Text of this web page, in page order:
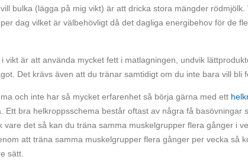
bulka (lägga på mig vikt) är att dricka stora mängder rödmjölk.
dag vilket är välbehövligt då det dagliga energibehov för de
vikt är att använda mycket fett i matlagningen, undvik
Det krävs även att du tränar samtidigt om du inte bara vill bli
och inte har så mycket erfarenhet så börja gärna med ett
Ett bra helkroppsschema består oftast av några få basövningar
vare det så kan du träna samma muskelgrupper flera gånger i
att träna samma muskelgrupper flera gånger per vecka så
sätt.